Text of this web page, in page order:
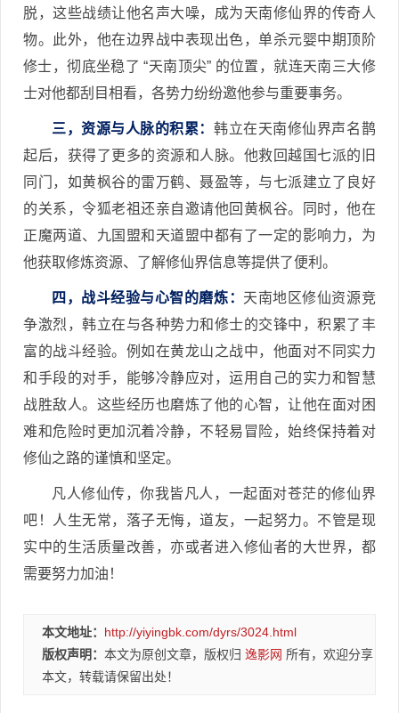
脱，这些战绩让他名声大噪，成为天南修仙界的传奇人
物。此外，他在边界战中表现出色，单杀元婴中期顶阶
修士，彻底坐稳了 “天南顶尖” 的位置，就连天南三大修
士对他都刮目相看，各势力纷纷邀他参与重要事务。
三，资源与人脉的积累：韩立在天南修仙界声名鹊
起后，获得了更多的资源和人脉。他救回越国七派的旧
同门，如黄枫谷的雷万鹤、聂盈等，与七派建立了良好
的关系，令狐老祖还亲自邀请他回黄枫谷。同时，他在
正魔两道、九国盟和天道盟中都有了一定的影响力，为
他获取修炼资源、了解修仙界信息等提供了便利。
四，战斗经验与心智的磨炼： 天南地区修仙资源竞
争激烈，韩立在与各种势力和修士的交锋中，积累了丰
富的战斗经验。例如在黄龙山之战中，他面对不同实力
和手段的对手，能够冷静应对，运用自己的实力和智慧
战胜敌人。这些经历也磨炼了他的心智，让他在面对困
难和危险时更加沉着冷静，不轻易冒险，始终保持着对
修仙之路的谨慎和坚定。
凡人修仙传，你我皆凡人，一起面对苍茫的修仙界
吧！人生无常，落子无悔，道友，一起努力。不管是现
实中的生活质量改善，亦或者进入修仙者的大世界，都
需要努力加油！
本文地址： http://yiyingbk.com/dyrs/3024.html
版权声明： 本文为原创文章，版权归 逸影网 所有，欢迎分享
本文，转载请保留出处！